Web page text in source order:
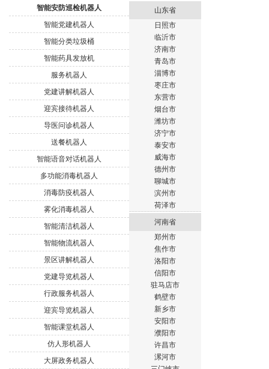
智能安防巡检机器人
智能党建机器人
智能分类垃圾桶
智能药具发放机
服务机器人
党建讲解机器人
迎宾接待机器人
导医问诊机器人
送餐机器人
智能语音对话机器人
多功能消毒机器人
消毒防疫机器人
雾化消毒机器人
智能清洁机器人
智能物流机器人
景区讲解机器人
党建导览机器人
行政服务机器人
迎宾导览机器人
智能课堂机器人
仿人形机器人
大屏政务机器人
山东省
日照市
临沂市
济南市
青岛市
淄博市
枣庄市
东营市
烟台市
潍坊市
济宁市
泰安市
威海市
德州市
聊城市
滨州市
荷泽市
河南省
郑州市
焦作市
洛阳市
信阳市
驻马店市
鹤壁市
新乡市
安阳市
濮阳市
许昌市
漯河市